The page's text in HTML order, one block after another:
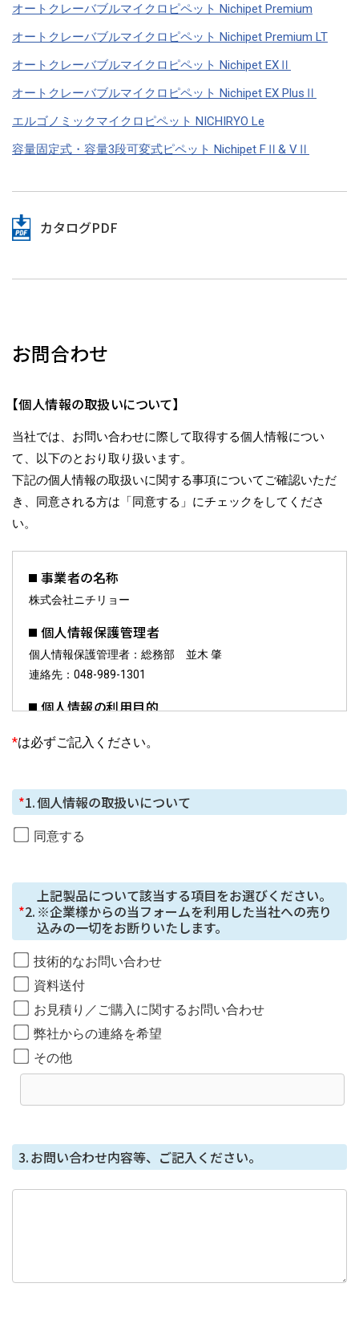
オートクレーバブルマイクロピペット Nichipet Premium
オートクレーバブルマイクロピペット Nichipet Premium LT
オートクレーバブルマイクロピペット Nichipet EXⅡ
オートクレーバブルマイクロピペット Nichipet EX PlusⅡ
エルゴノミックマイクロピペット NICHIRYO Le
容量固定式・容量3段可変式ピペット Nichipet FⅡ& VⅡ
カタログPDF
お問合わせ
【個人情報の取扱いについて】
当社では、お問い合わせに際して取得する個人情報につい
て、以下のとおり取り扱います。
下記の個人情報の取扱いに関する事項についてご確認いただ
き、同意される方は「同意する」にチェックをしてくださ
い。
事業者の名称
株式会社ニチリョー
個人情報保護管理者
個人情報保護管理者：総務部 並木 肇
連絡先：048-989-1301
個人情報の利用目的
す。
ご本⼈の同意がある場合または法令に基づく場合を除
ん。
個⼈情報の取り扱いを外部に委託する場合は、当社が規
定する個⼈情報管理基準を満たす企業を選定して委託を
⾏い、適切な取り扱いが⾏われるよう監督します。
取得した個⼈情報の開⽰等に応じる問合せ窓⼝
本⼈からの請求等により、当社が本件により取得した個
⼈情報の利⽤⽬的の通知・開⽰・内容の訂正・追加また
は削除・利⽤の停⽌・消去または第三者への提供の停
⽌、第三者提供記録の開⽰（「開⽰等」といいます。）
に応じます。
与えなかった場合に生じる結果
個⼈情報を取得する項⽬は、全てご本⼈によってご提供
いただくものです。
の取得
*は必ずご記入ください。
*1.個人情報の取扱いについて
同意する
*2.
上記製品について該当する項目をお選びください。
※企業様からの当フォームを利用した当社への売り
込みの一切をお断りいたします。
技術的なお問い合わせ
資料送付
お見積り／ご購入に関するお問い合わせ
弊社からの連絡を希望
その他
3.お問い合わせ内容等、ご記入ください。